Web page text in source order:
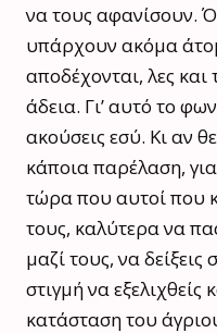
να τους αφανίσουν.
υπάρχουν ακόμα
αποδέχονται, λες και
άδεια. Γι’ αυτό το
ακούσεις εσύ. Κι αν
κάποια παρέλαση,
τώρα που αυτοί που
τους, καλύτερα να
μαζί τους, να
στιγμή να εξελιχθείς
κατάσταση του